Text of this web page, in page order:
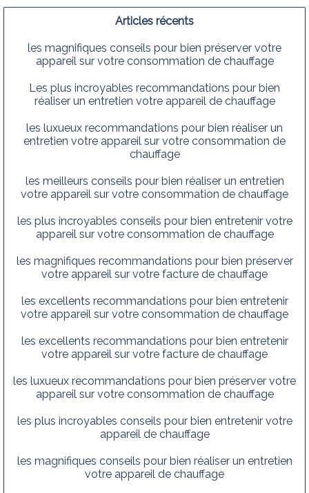
Articles récents
les magnifiques conseils pour bien préserver votre
appareil sur votre consommation de chauffage
Les plus incroyables recommandations pour bien
réaliser un entretien votre appareil de chauffage
les luxueux recommandations pour bien réaliser un
entretien votre appareil sur votre consommation de
chauffage
les meilleurs conseils pour bien réaliser un entretien
votre appareil sur votre consommation de chauffage
les plus incroyables conseils pour bien entretenir votre
appareil sur votre consommation de chauffage
les magnifiques recommandations pour bien préserver
votre appareil sur votre facture de chauffage
les excellents recommandations pour bien entretenir
votre appareil sur votre consommation de chauffage
les excellents recommandations pour bien entretenir
votre appareil sur votre facture de chauffage
les luxueux recommandations pour bien préserver votre
appareil sur votre consommation de chauffage
les plus incroyables conseils pour bien entretenir votre
appareil de chauffage
les magnifiques conseils pour bien réaliser un entretien
votre appareil de chauffage